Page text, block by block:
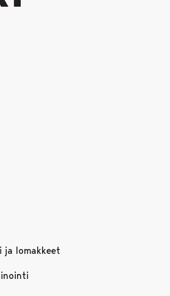
Instagramissa
välilehdessä
Youtubessa
uudessa välilehdessä
ja lomakkeet